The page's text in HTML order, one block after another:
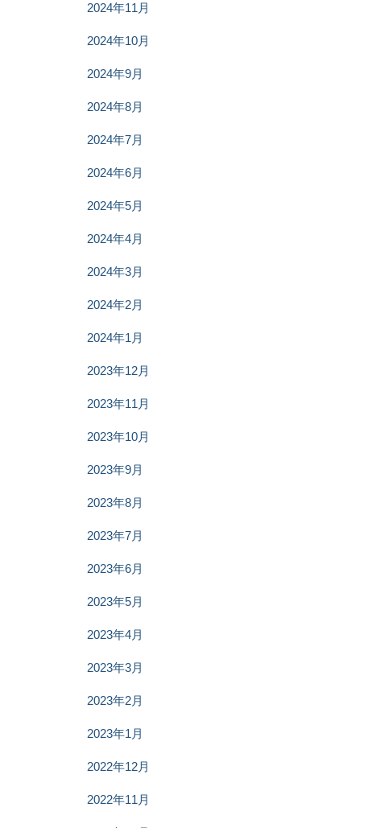
2024年11月
2024年10月
2024年9月
2024年8月
2024年7月
2024年6月
2024年5月
2024年4月
2024年3月
2024年2月
2024年1月
2023年12月
2023年11月
2023年10月
2023年9月
2023年8月
2023年7月
2023年6月
2023年5月
2023年4月
2023年3月
2023年2月
2023年1月
2022年12月
2022年11月